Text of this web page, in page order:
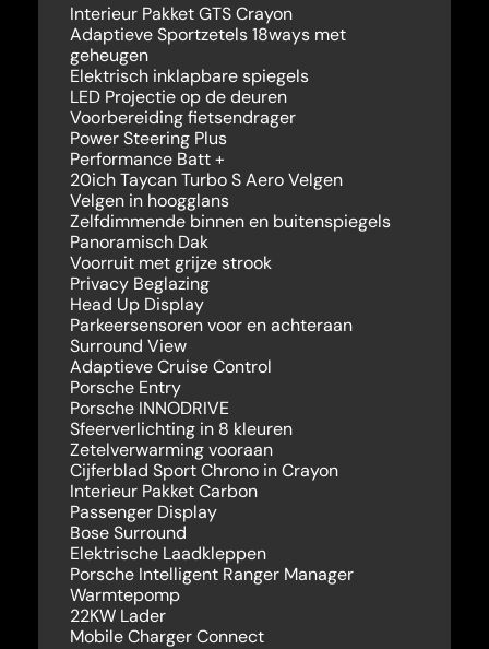
Interieur Pakket GTS Crayon
Adaptieve Sportzetels 18ways met
geheugen
Elektrisch inklapbare spiegels
LED Projectie op de deuren
Voorbereiding fietsendrager
Power Steering Plus
Performance Batt +
20ich Taycan Turbo S Aero Velgen
Velgen in hoogglans
Zelfdimmende binnen en buitenspiegels
Panoramisch Dak
Voorruit met grijze strook
Privacy Beglazing
Head Up Display
Parkeersensoren voor en achteraan
Surround View
Adaptieve Cruise Control
Porsche Entry
Porsche INNODRIVE
Sfeerverlichting in 8 kleuren
Zetelverwarming vooraan
Cijferblad Sport Chrono in Crayon
Interieur Pakket Carbon
Passenger Display
Bose Surround
Elektrische Laadkleppen
Porsche Intelligent Ranger Manager
Warmtepomp
22KW Lader
Mobile Charger Connect